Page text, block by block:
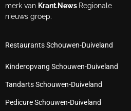
merk van Krant.News Regionale
nieuws groep.
Restaurants Schouwen-Duiveland
Kinderopvang Schouwen-Duiveland
Tandarts Schouwen-Duiveland
Pedicure Schouwen-Duiveland